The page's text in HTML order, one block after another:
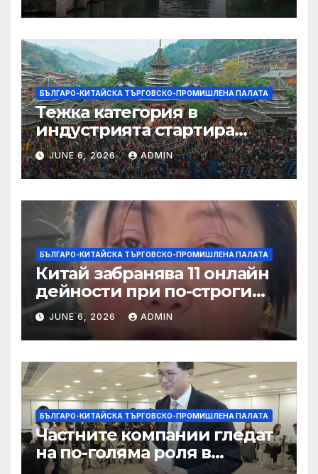
БЪЛГАРО-КИТАЙСКА ТЪРГОВСКО-ПРОМИШЛЕНА ПАЛАТА
Тежка категория в
индустрията стартира
алианс за космическа
слънчева енергия
JUNE 6, 2026 ADMIN
БЪЛГАРО-КИТАЙСКА ТЪРГОВСКО-ПРОМИШЛЕНА ПАЛАТА
Китай забранява 11 онлайн
дейности при по-строги
правила за ограничаване на
слуховете и
кибернасилниците
JUNE 6, 2026 ADMIN
БЪЛГАРО-КИТАЙСКА ТЪРГОВСКО-ПРОМИШЛЕНА ПАЛАТА
Частните компании гледат
на по-голяма роля в